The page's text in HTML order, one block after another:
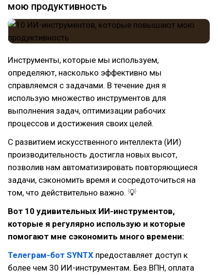
мою продуктивность
Инструменты, которые мы используем,
определяют, насколько эффективно мы
справляемся с задачами. В течение дня я
использую множество инструментов для
выполнения задач, оптимизации рабочих
процессов и достижения своих целей.
С развитием искусственного интеллекта (ИИ)
производительность достигла новых высот,
позволив нам автоматизировать повторяющиеся
задачи, сэкономить время и сосредоточиться на
том, что действительно важно. 💡
Вот 10 удивительных ИИ-инструментов,
которые я регулярно использую и которые
помогают мне сэкономить много времени:
Телеграм-бот SYNTX предоставляет доступ к
более чем 30 ИИ-инструментам. Без ВПН, оплата